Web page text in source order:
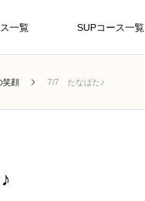
一覧 SUPコース一覧
笑顔 7/7 たなばた♪